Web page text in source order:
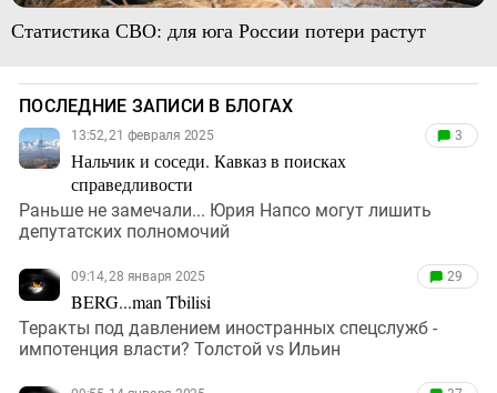
Статистика СВО: для юга России потери растут
ПОСЛЕДНИЕ ЗАПИСИ В БЛОГАХ
13:52, 21 февраля 2025
Нальчик и соседи. Кавказ в поисках
справедливости
3
Раньше не замечали... Юрия Напсо могут лишить
депутатских полномочий
09:14, 28 января 2025
BERG...man Tbilisi
29
Теракты под давлением иностранных спецслужб -
импотенция власти? Толстой vs Ильин